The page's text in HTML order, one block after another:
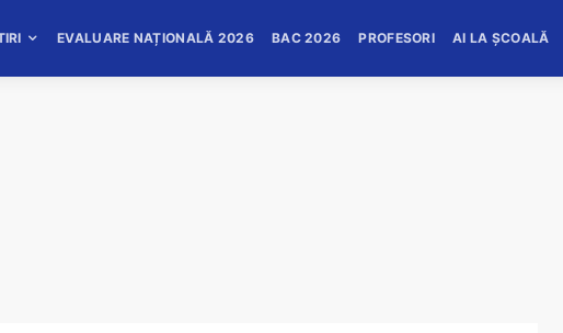
EVALUARE NAȚIONALĂ 2026 BAC 2026 PROFESORI AI LA ȘCOALĂ